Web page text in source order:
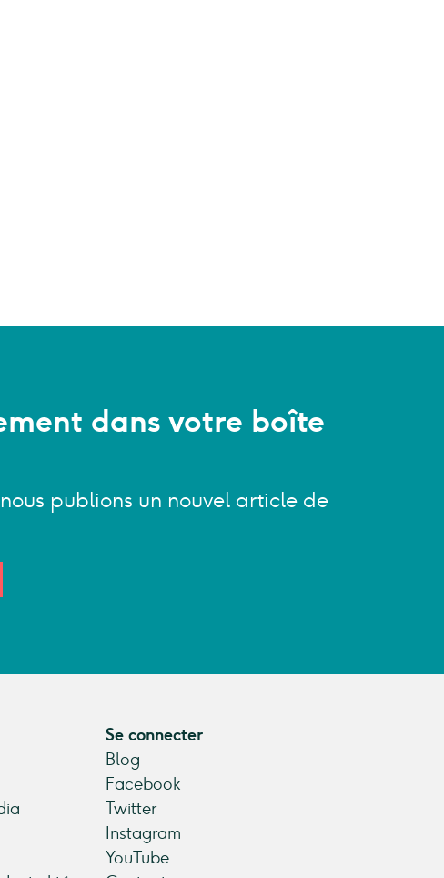
dans votre boîte
publions un nouvel article de
Se connecter
Blog
Facebook
Twitter
Instagram
YouTube